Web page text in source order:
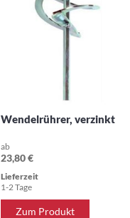
Wendelrührer, verzinkt
ab
23,80 €
Lieferzeit
1-2 Tage
Zum Produkt